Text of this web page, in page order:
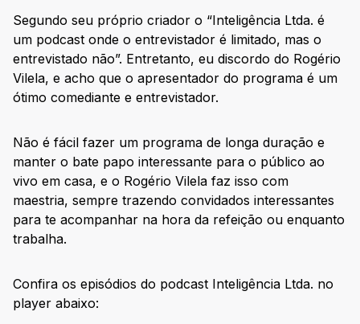
Segundo seu próprio criador o “Inteligência Ltda. é
um podcast onde o entrevistador é limitado, mas o
entrevistado não”. Entretanto, eu discordo do Rogério
Vilela, e acho que o apresentador do programa é um
ótimo comediante e entrevistador.
Não é fácil fazer um programa de longa duração e
manter o bate papo interessante para o público ao
vivo em casa, e o Rogério Vilela faz isso com
maestria, sempre trazendo convidados interessantes
para te acompanhar na hora da refeição ou enquanto
trabalha.
Confira os episódios do podcast Inteligência Ltda. no
player abaixo: